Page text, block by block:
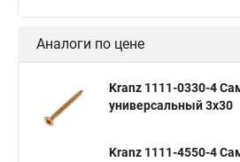
Аналоги по цене
Kranz 1111-0330-4
универсальный 3х30
Kranz 1111-4550-4